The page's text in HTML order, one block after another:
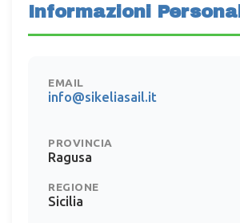
Informazioni Personali
EMAIL
info@sikeliasail.it
PROVINCIA
Ragusa
REGIONE
Sicilia